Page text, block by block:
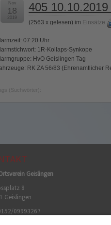
405
(2563 x gelesen) im Einsätze
Nov
18
2019
07:20 Uhr
1R-Kollaps-Synkope
HvO Geislingen Tag
RK ZA 56/83 (Ehrenamtlicher
(Suchwörter):
Geislingen
8
Geislingen
09993267